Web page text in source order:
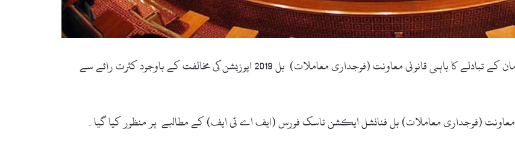
اسلام آباد(ویب ڈیسک): قومی اسمبلی میں دیگر ممالک سے ملزمان کے تبادلے کا باہمی قانونی معاونت (فوجداری معاملات) بل 2019 اپوزیشن کی مخالفت کے باوجود کثرت رائے سے
معاونت (فوجداری معاملات) بل فنانشل ایکشن ٹاسک فورس (ایف اے ٹی ایف) کے مطالبے پر منظور کیا گیا۔